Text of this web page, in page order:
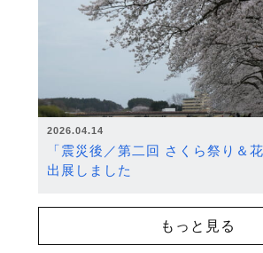
2026.04.14
「震災後／第二回 さくら祭り＆
出展しました
もっと見る